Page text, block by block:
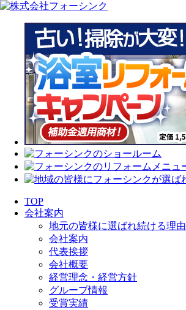
TOP
会社案内
地元の皆様に選ばれ続ける理由
会社案内
代表挨拶
会社概要
経営理念・経営方針
グループ情報
受賞実績